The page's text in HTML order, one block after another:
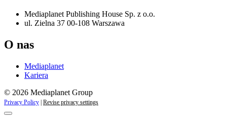
Mediaplanet Publishing House Sp. z o.o.
ul. Zielna 37 00-108 Warszawa
O nas
Mediaplanet
Kariera
© 2026 Mediaplanet Group
Privacy Policy Revise privacy settings